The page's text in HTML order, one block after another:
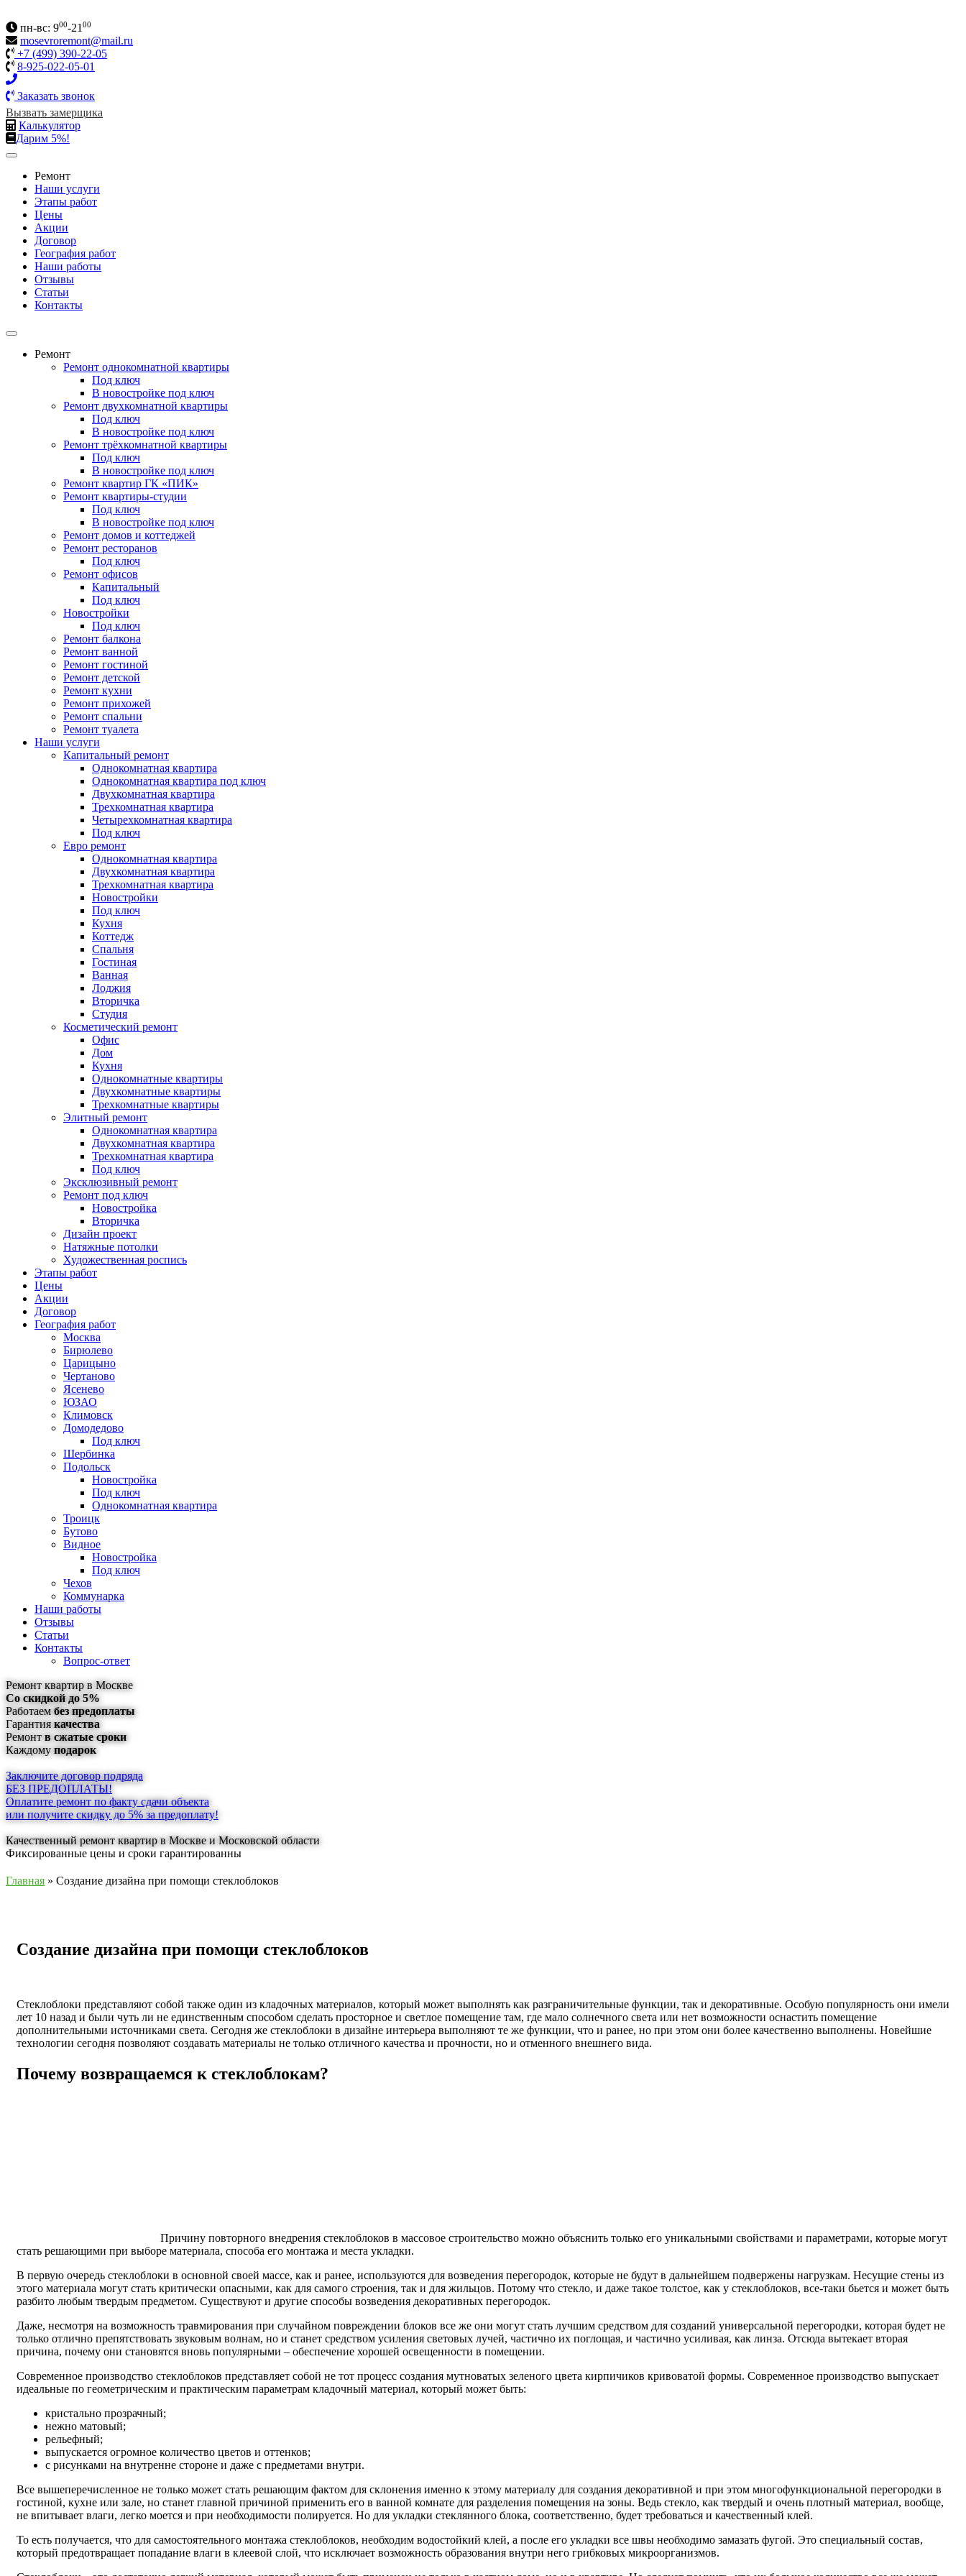
пн-вс: 900-21 00
mosevroremont@mail.ru
+7 (499) 390-22-05
8-925-022-05-01
Заказать звонок
Вызвать замерщика
Калькулятор
Дарим 5%!
Ремонт
Наши услуги
Этапы работ
Цены
Акции
Договор
География работ
Наши работы
Отзывы
Статьи
Контакты
Ремонт
Ремонт однокомнатной квартиры
Под ключ
В новостройке под ключ
Ремонт двухкомнатной квартиры
Под ключ
В новостройке под ключ
Ремонт трёхкомнатной квартиры
Под ключ
В новостройке под ключ
Ремонт квартир ГК «ПИК»
Ремонт квартиры-студии
Под ключ
В новостройке под ключ
Ремонт домов и коттеджей
Ремонт ресторанов
Под ключ
Ремонт офисов
Капитальный
Под ключ
Новостройки
Под ключ
Ремонт балкона
Ремонт ванной
Ремонт гостиной
Ремонт детской
Ремонт кухни
Ремонт прихожей
Ремонт спальни
Ремонт туалета
Наши услуги
Капитальный ремонт
Однокомнатная квартира
Однокомнатная квартира под ключ
Двухкомнатная квартира
Трехкомнатная квартира
Четырехкомнатная квартира
Под ключ
Евро ремонт
Однокомнатная квартира
Двухкомнатная квартира
Трехкомнатная квартира
Новостройки
Под ключ
Кухня
Коттедж
Спальня
Гостиная
Ванная
Лоджия
Вторичка
Студия
Косметический ремонт
Офис
Дом
Кухня
Однокомнатные квартиры
Двухкомнатные квартиры
Трехкомнатные квартиры
Элитный ремонт
Однокомнатная квартира
Двухкомнатная квартира
Трехкомнатная квартира
Под ключ
Эксклюзивный ремонт
Ремонт под ключ
Новостройка
Вторичка
Дизайн проект
Натяжные потолки
Художественная роспись
Этапы работ
Цены
Акции
Договор
География работ
Москва
Бирюлево
Царицыно
Чертаново
Ясенево
ЮЗАО
Климовск
Домодедово
Под ключ
Шербинка
Подольск
Новостройка
Под ключ
Однокомнатная квартира
Троицк
Бутово
Видное
Новостройка
Под ключ
Чехов
Коммунарка
Наши работы
Отзывы
Статьи
Контакты
Вопрос-ответ
Ремонт квартир в Москве
Со скидкой до 5%
Работаем без предоплаты
Гарантиякачества
Ремонт в сжатые сроки
Каждому подарок
Заключите договор подряда
БЕЗ ПРЕДОПЛАТЫ!
Оплатите ремонт по факту сдачи объекта
или получите скидку до 5% за предоплату!
Качественный ремонт квартир в Москве и Московской области
Фиксированные цены и сроки гарантированны
Главная » Создание дизайна при помощи стеклоблоков
Создание дизайна при помощи стеклоблоков
Стеклоблоки представляют собой также один из кладочных материалов, который может выполнять как разграничительные функции, так и декоративные. Особую популярность они имели
лет 10 назад и были чуть ли не единственным способом сделать просторное и светлое помещение там, где мало солнечного света или нет возможности оснастить помещение
дополнительными источниками света. Сегодня же стеклоблоки в дизайне интерьера выполняют те же функции, что и ранее, но при этом они более качественно выполнены. Новейшие
технологии сегодня позволяют создавать материалы не только отличного качества и прочности, но и отменного внешнего вида.
Почему возвращаемся к стеклоблокам?
Причину повторного внедрения стеклоблоков в массовое строительство можно объяснить только его уникальными свойствами и параметрами, которые могут
стать решающими при выборе материала, способа его монтажа и места укладки.
В первую очередь стеклоблоки в основной своей массе, как и ранее, используются для возведения перегородок, которые не будут в дальнейшем подвержены нагрузкам. Несущие стены из
этого материала могут стать критически опасными, как для самого строения, так и для жильцов. Потому что стекло, и даже такое толстое, как у стеклоблоков, все-таки бьется и может быть
разбито любым твердым предметом. Существуют и другие способы возведения декоративных перегородок.
Даже, несмотря на возможность травмирования при случайном повреждении блоков все же они могут стать лучшим средством для созданий универсальной перегородки, которая будет не
только отлично препятствовать звуковым волнам, но и станет средством усиления световых лучей, частично их поглощая, и частично усиливая, как линза. Отсюда вытекает вторая
причина, почему они становятся вновь популярными – обеспечение хорошей освещенности в помещении.
Современное производство стеклоблоков представляет собой не тот процесс создания мутноватых зеленого цвета кирпичиков кривоватой формы. Современное производство выпускает
идеальные по геометрическим и практическим параметрам кладочный материал, который может быть:
кристально прозрачный;
нежно матовый;
рельефный;
выпускается огромное количество цветов и оттенков;
с рисунками на внутренне стороне и даже с предметами внутри.
Все вышеперечисленное не только может стать решающим фактом для склонения именно к этому материалу для создания декоративной и при этом многофункциональной перегородки в
гостиной, кухне или зале, но станет главной причиной применить его в ванной комнате для разделения помещения на зоны. Ведь стекло, как твердый и очень плотный материал, вообще,
не впитывает влаги, легко моется и при необходимости полируется. Но для укладки стеклянного блока, соответственно, будет требоваться и качественный клей.
То есть получается, что для самостоятельного монтажа стеклоблоков, необходим водостойкий клей, а после его укладки все швы необходимо замазать фугой. Это специальный состав,
который предотвращает попадание влаги в клеевой слой, что исключает возможность образования внутри него грибковых микроорганизмов.